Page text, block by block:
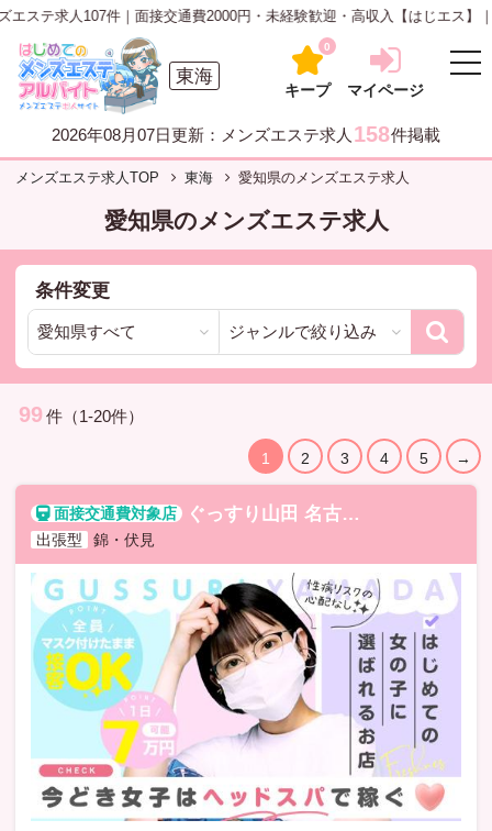
接交通費2000円・未経験歓迎・高収入【はじエス】｜はじめてのメンズ
東海
キープ
0
マイページ
2026年08月07日更新：メンズエステ求人 158件掲載
メンズエステ求人TOP 東海 愛知県のメンズエステ求人
愛知県のメンズエステ求人
条件変更
99 件（1-20件）
1 2 3 4 5 →
ぐっすり山田 名古屋店
出張型
錦・伏見